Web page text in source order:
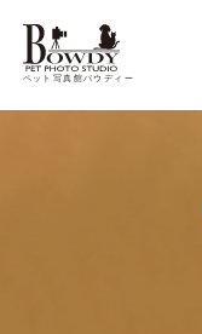
ペット写真館バウディー